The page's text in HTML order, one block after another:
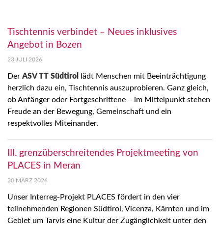
Tischtennis verbindet – Neues inklusives
Angebot in Bozen
23 JULI 2026
Der ASV TT Südtirol
lädt Menschen mit Beeinträchtigung
herzlich dazu ein, Tischtennis auszuprobieren. Ganz gleich,
ob Anfänger oder Fortgeschrittene – im Mittelpunkt stehen
Freude an der Bewegung, Gemeinschaft und ein
respektvolles Miteinander.
III. grenzüberschreitendes Projektmeeting von
PLACES in Meran
30 MÄRZ 2026
Unser Interreg-Projekt PLACES fördert in den vier
teilnehmenden Regionen Südtirol, Vicenza, Kärnten und im
Gebiet um Tarvis eine Kultur der Zugänglichkeit unter den